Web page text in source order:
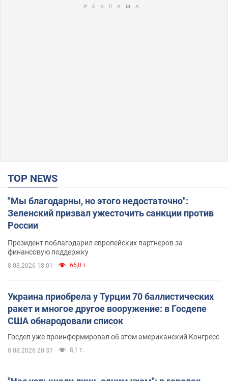
TOP NEWS
"Мы благодарны, но этого недостаточно":
Зеленский призвал ужесточить санкции против
России
Президент поблагодарил европейских партнеров за
финансовую поддержку
8.08.2026 18:01 66,0 т.
Украина приобрела у Турции 70 баллистических
ракет и многое другое вооружение: в Госдепе
США обнародовали список
Госдеп уже проинформировал об этом американский Конгресс
8.08.2026 20:37 8,1 т.